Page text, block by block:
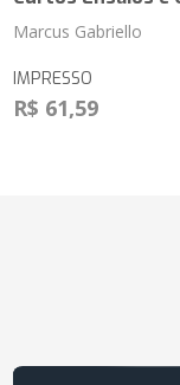
Marcus Gabriello
IMPRESSO
R$ 61,59